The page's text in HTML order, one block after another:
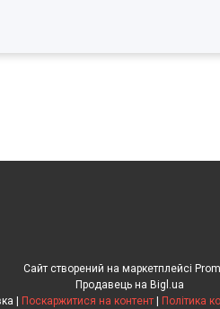
Сайт створений на маркетплейсі
Продавець на Bigl.ua
Поскаржитися на контент Політика